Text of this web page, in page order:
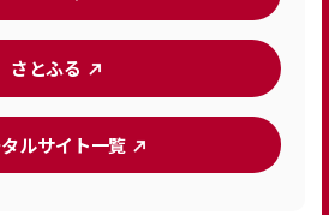
さとふる
ルサイト一覧